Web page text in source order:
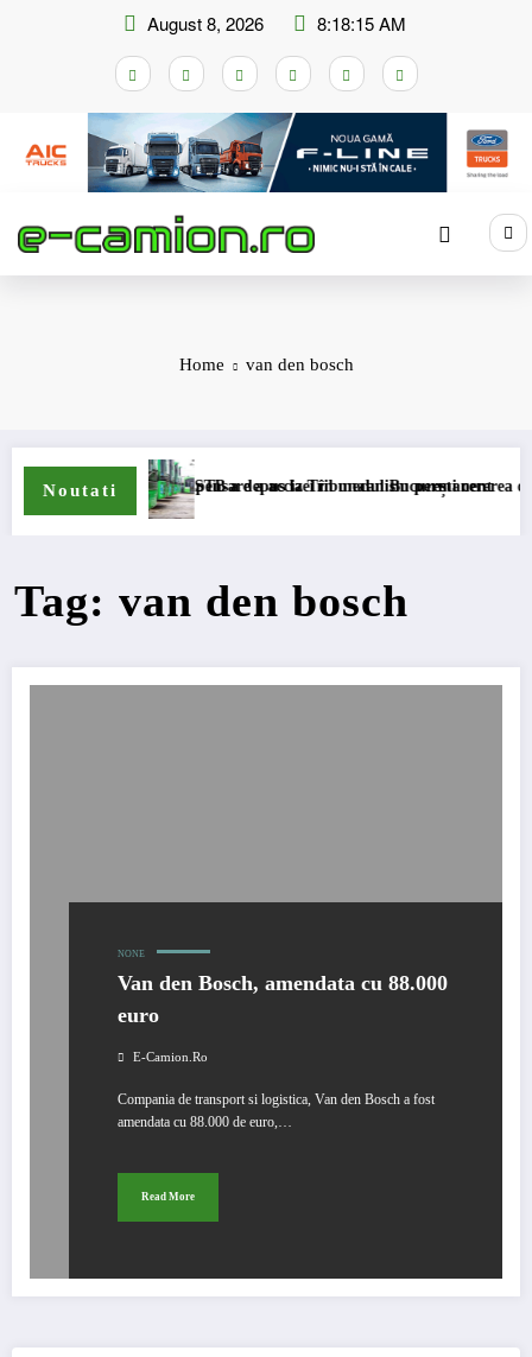
August 8, 2026 8:18:15 AM
Home van den bosch
Noutati
schemei de compensare a accizei în mecanism permanent
STB a depus la Tribunalul București cererea
Tag: van den bosch
NONE
Van den Bosch, amendata cu 88.000
euro
E-Camion.ro
Compania de transport si logistica, Van den Bosch a fost
amendata cu 88.000 de euro,…
Read More